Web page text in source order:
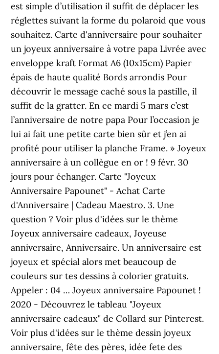
est simple d’utilisation il suffit de déplacer les
réglettes suivant la forme du polaroid que vous
souhaitez. Carte d'anniversaire pour souhaiter
un joyeux anniversaire à votre papa Livrée avec
enveloppe kraft Format A6 (10x15cm) Papier
épais de haute qualité Bords arrondis Pour
découvrir le message caché sous la pastille, il
suffit de la gratter. En ce mardi 5 mars c’est
l’anniversaire de notre papa Pour l’occasion je
lui ai fait une petite carte bien sûr et j’en ai
profité pour utiliser la planche Frame. » Joyeux
anniversaire à un collègue en or ! 9 févr. 30
jours pour échanger. Carte "Joyeux
Anniversaire Papounet" - Achat Carte
d'Anniversaire | Cadeau Maestro. 3. Une
question ? Voir plus d'idées sur le thème
Joyeux anniversaire cadeaux, Joyeuse
anniversaire, Anniversaire. Un anniversaire est
joyeux et spécial alors met beaucoup de
couleurs sur tes dessins à colorier gratuits.
Appeler : 04 … Joyeux anniversaire Papounet !
2020 - Découvrez le tableau "Joyeux
anniversaire cadeaux" de Collard sur Pinterest.
Voir plus d'idées sur le thème dessin joyeux
anniversaire, fête des pères, idée fete des